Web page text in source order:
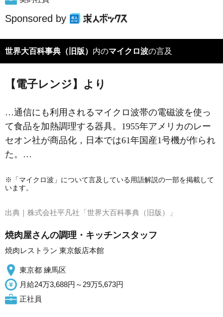
Sponsored by
世界大百科事典（旧版） 内のマイクロ波の言及
【電子レンジ】より
…通信にも利用されるマイクロ波帯の電磁波を使っ
て食品を加熱調理する器具。1955年アメリカのレー
セオン社が商品化，日本では61年国産1号機が作られ
た。…
※「マイクロ波」について言及している用語解説の一部を掲載して
います。
出典｜ 株式会社平凡社「世界大百科事典（旧版）」
焼肉屋さんの調理・キッチンスタッフ
焼肉レストラン 東京飯店本館
東京都 練馬区
月給24万3,688円～29万5,673円
正社員